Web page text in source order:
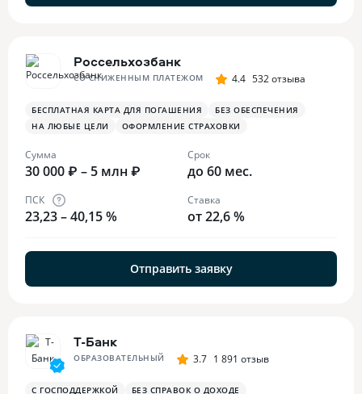
Россельхозбанк
СО СНИЖЕННЫМ ПЛАТЕЖОМ 4.4 532 отзыва
БЕСПЛАТНАЯ КАРТА ДЛЯ ПОГАШЕНИЯ
БЕЗ ОБЕСПЕЧЕНИЯ
НА ЛЮБЫЕ ЦЕЛИ
ОФОРМЛЕНИЕ СТРАХОВКИ
Сумма
30 000 ₽ – 5 млн ₽
Срок
до 60 мес.
ПСК
23,23 – 40,15 %
Ставка
от 22,6 %
Отправить заявку
Т-Банк
ОБРАЗОВАТЕЛЬНЫЙ 3.7 1 891 отзыв
С ГОСПОДДЕРЖКОЙ БЕЗ СПРАВОК О ДОХОДЕ